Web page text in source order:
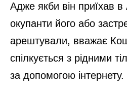
Адже якби він приїхав в
окупанти його або
арештували, вважає
спілкується з рідними
за допомогою